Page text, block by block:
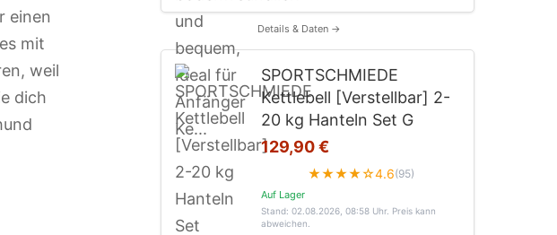
einen
mit
weil
dich
Details & Daten →
SPORTSCHMIEDE
Kettlebell [Verstellbar] 2-
20 kg Hanteln Set G
129,90 €
★★★★☆4.6(95)
Auf Lager
Stand: 02.08.2026, 08:58 Uhr. Preis kann
abweichen.